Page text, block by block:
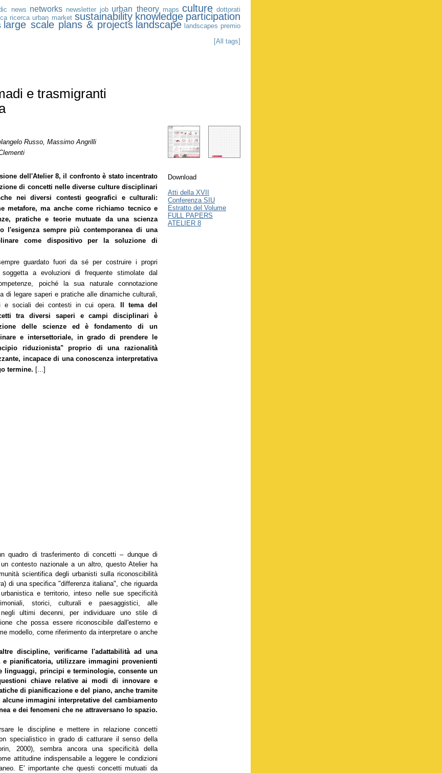
news networks newsletter job urban theory maps culture dottorati
ricerca urban market sustainability knowledge participation
large scale plans & projects landscape landscapes premio
[All tags]
e trasmigranti
Russo, Massimo Angrilli
dell'Atelier 8, il confronto è stato incentrato
di concetti nelle diverse culture disciplinari
nei diversi contesti geografici e culturali:
metafore, ma anche come richiamo tecnico e
pratiche e teorie mutuate da una scienza
l'esigenza sempre più contemporanea di una
come dispositivo per la soluzione di
guardato fuori da sé per costruire i propri
a evoluzioni di frequente stimolate dal
poiché la sua naturale connotazione
di legare saperi e pratiche alle dinamiche culturali,
e sociali dei contesti in cui opera.
Il tema del
tra diversi saperi e campi disciplinari è
delle scienze ed è fondamento di un
e intersettoriale, in grado di prendere le
riduzionista" proprio di una razionalità
incapace di una conoscenza interpretativa
termine. [...]
quadro di trasferimento di concetti – dunque di
contesto nazionale a un altro, questo Atelier ha
scientifica degli urbanisti sulla riconoscibilità
di una specifica "differenza italiana", che riguarda
e territorio, inteso nelle sue specificità
storici, culturali e paesaggistici, alle
ultimi decenni, per individuare uno stile di
che possa essere riconoscibile dall'esterno e
modello, come riferimento da interpretare o anche
discipline, verificarne l'adattabilità ad una
e pianificatoria, utilizzare immagini provenienti
linguaggi, principi e terminologie, consente un
chiave relative ai modi di innovare e
di pianificazione e del piano, anche tramite
alcune immagini interpretative del cambiamento
e dei fenomeni che ne attraversano lo spazio.
le discipline e mettere in relazione concetti
specialistico in grado di catturare il senso della
2000), sembra ancora una specificità della
attitudine indispensabile a leggere le condizioni
E' importante che questi concetti mutuati da
Download
Atti della XVII
Conferenza SIU
Estratto del Volume
FULL PAPERS
ATELIER 8